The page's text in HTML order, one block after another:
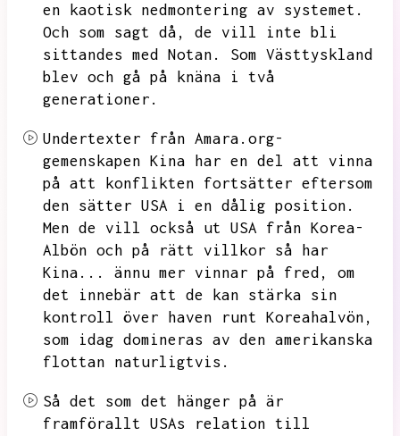
en kaotisk nedmontering av systemet.
Och som sagt då,
de vill inte bli
sittandes med Notan.
Som Västtyskland
blev och gå på knäna i två
generationer.
Undertexter från Amara.org-
gemenskapen Kina har en del att vinna
på att konflikten fortsätter eftersom
den sätter USA i en dålig position.
Men de vill också ut USA från Korea-
Albön och på rätt villkor så har
Kina...
ännu mer vinnar på fred,
om
det innebär att de kan stärka sin
kontroll över haven runt Koreahalvön,
som idag domineras av den amerikanska
flottan naturligtvis.
Så det som det hänger på är
framförallt USAs relation till